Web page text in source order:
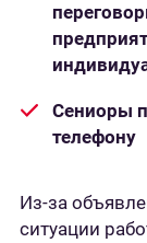
Сениоры
телефону
Из-за
ситуации